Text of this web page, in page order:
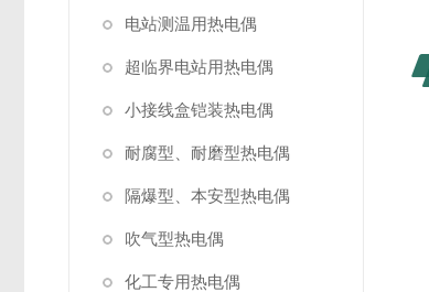
电站测温用热电偶
超临界电站用热电偶
小接线盒铠装热电偶
耐腐型、耐磨型热电偶
隔爆型、本安型热电偶
吹气型热电偶
化工专用热电偶